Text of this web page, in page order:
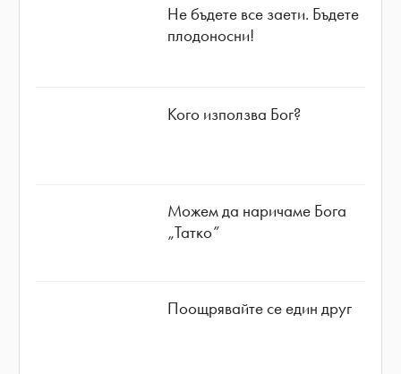
Не бъдете все заети. Бъдете
плодоносни!
Кого използва Бог?
Можем да наричаме Бога
„Татко”
Поощрявайте се един друг